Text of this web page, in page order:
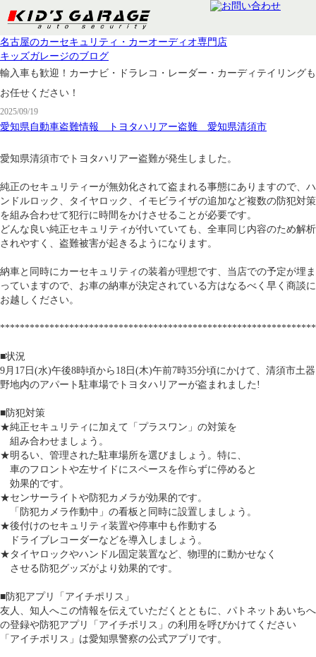
名古屋のカーセキュリティ・カーオーディオ専門店
キッズガレージのブログ
輸入車も歓迎！カーナビ・ドラレコ・レーダー・カーディテイリングも
お任せください！
2025/09/19
愛知県自動車盗難情報 トヨタハリアー盗難 愛知県清須市
愛知県清須市でトヨタハリアー盗難が発生しました。
純正のセキュリティーが無効化されて盗まれる事態にありますので、ハ
ンドルロック、タイヤロック、イモビライザの追加など複数の防犯対策
を組み合わせて犯行に時間をかけさせることが必要です。
どんな良い純正セキュリティが付いていても、全車同じ内容のため解析
されやすく、盗難被害が起きるようになります。
納車と同時にカーセキュリティの装着が理想です、当店での予定が埋ま
っていますので、お車の納車が決定されている方はなるべく早く商談に
お越しください。
■状況
9月17日(水)午後8時頃から18日(木)午前7時35分頃にかけて、清須市土器
野地内のアパート駐車場でトヨタハリアーが盗まれました!
■防犯対策
★純正セキュリティに加えて「プラスワン」の対策を
組み合わせましょう。
★明るい、管理された駐車場所を選びましょう。特に、
車のフロントや左サイドにスペースを作らずに停めると
効果的です。
★センサーライトや防犯カメラが効果的です。
「防犯カメラ作動中」の看板と同時に設置しましょう。
★後付けのセキュリティ装置や停車中も作動する
ドライブレコーダーなどを導入しましょう。
★タイヤロックやハンドル固定装置など、物理的に動かせなく
させる防犯グッズがより効果的です。
■防犯アプリ「アイチポリス」
友人、知人へこの情報を伝えていただくとともに、パトネットあいちへ
の登録や防犯アプリ「アイチポリス」の利用を呼びかけてください
「アイチポリス」は愛知県警察の公式アプリです。